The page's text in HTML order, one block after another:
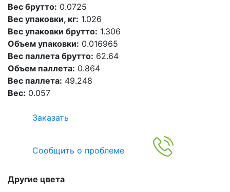
Вес брутто: 0.0725
Вес упаковки, кг: 1.026
Вес упаковки брутто: 1.306
Объем упаковки: 0.016965
Вес паллета брутто: 62.64
Объем паллета: 0.864
Вес паллета: 49.248
Вес: 0.057
Заказать
Сообщить о проблеме
Другие цвета